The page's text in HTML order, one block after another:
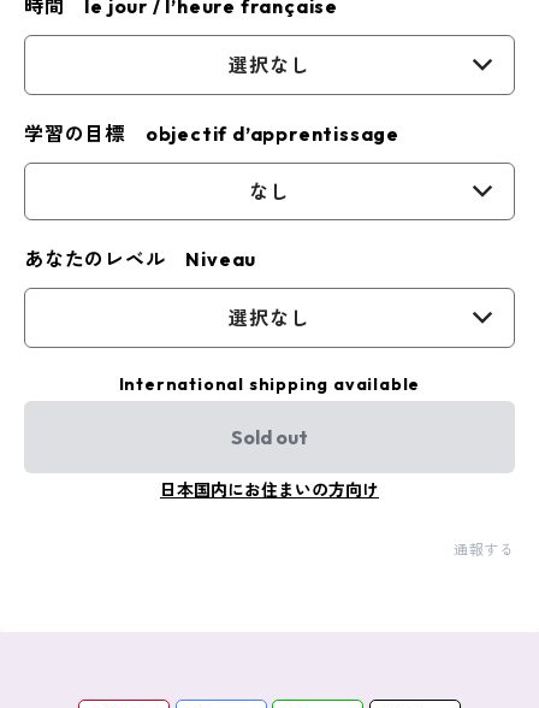
時間 le jour / l’heure française
選択なし
学習の目標 objectif d’apprentissage
なし
あなたのレベル Niveau
選択なし
International shipping available
Sold out
日本国内にお住まいの方向け
通報する